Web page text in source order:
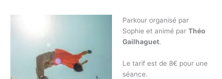
Parkour organisé par
Sophie et animé par Théo
Gailhaguet.
Le tarif est de 8€ pour une
séance.